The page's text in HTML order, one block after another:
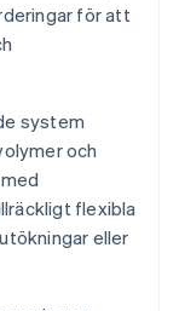
för att
system
och
flexibla
eller